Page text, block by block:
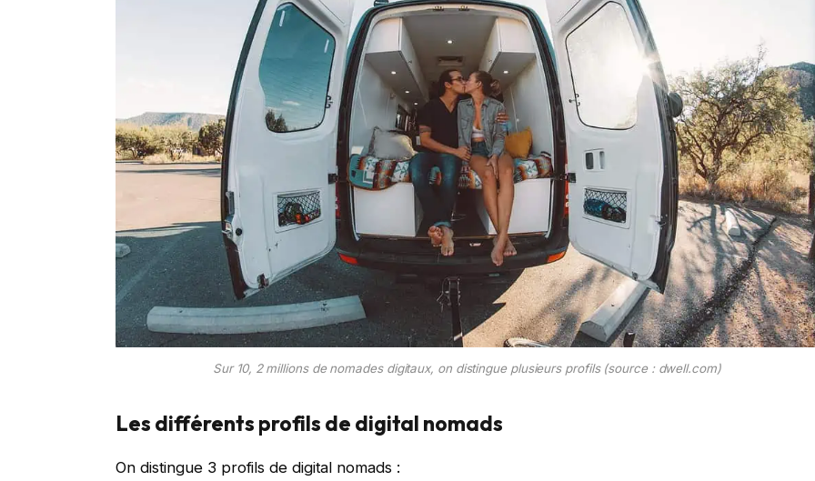
Sur 10, 2 millions de nomades digitaux, on distingue plusieurs profils (source : dwell.com)
Les différents profils de digital nomads
On distingue 3 profils de digital nomads :